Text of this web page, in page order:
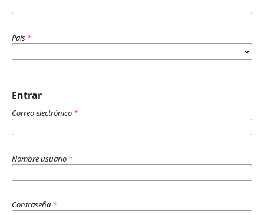
País *
Entrar
Correo electrónico *
Nombre usuario *
Contraseña *